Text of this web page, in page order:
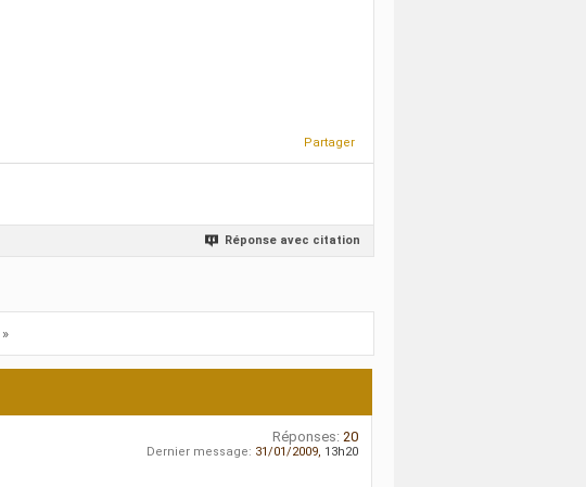
Partager
Réponse avec citation
»
Réponses: 20
Dernier message: 31/01/2009, 13h20